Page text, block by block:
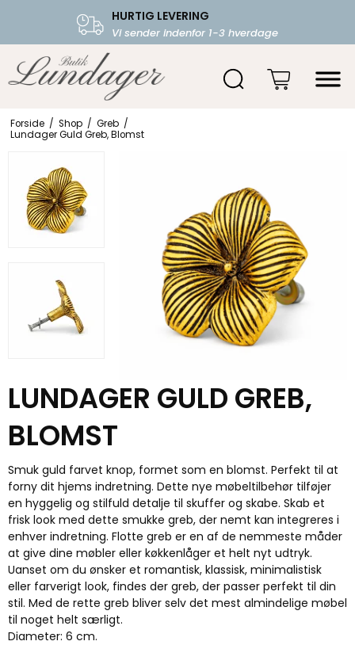
HURTIG LEVERING
Vi sender indenfor 1-3 hverdage
FRI FRAGT OVER 599.-
Starter fra 39,-
Forside / Shop / Greb /
Lundager Guld Greb, Blomst
LUNDAGER GULD GREB,
BLOMST
Smuk guld farvet knop, formet som en blomst. Perfekt til at
forny dit hjems indretning. Dette nye møbeltilbehør tilføjer
en hyggelig og stilfuld detalje til skuffer og skabe. Skab et
frisk look med dette smukke greb, der nemt kan integreres i
enhver indretning. Flotte greb er en af de nemmeste måder
at give dine møbler eller køkkenlåger et helt nyt udtryk.
Uanset om du ønsker et romantisk, klassisk, minimalistisk
eller farverigt look, findes der greb, der passer perfekt til din
stil. Med de rette greb bliver selv det mest almindelige møbel
til noget helt særligt.
Diameter: 6 cm.